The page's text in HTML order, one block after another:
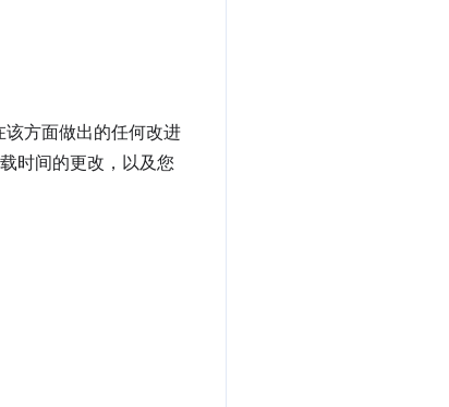
方面做出的任何改进
时间的更改，以及您